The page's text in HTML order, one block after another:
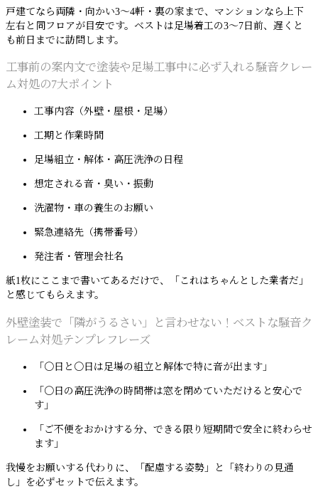
戸建てなら両隣・向かい3〜4軒・裏の家まで、マンションなら上下
左右と同フロアが目安です。ベストは足場着工の3〜7日前、遅くと
も前日までに訪問します。
工事前の案内文で塗装や足場工事中に必ず入れる騒音クレー
ム対処の7大ポイント
工事内容（外壁・屋根・足場）
工期と作業時間
足場組立・解体・高圧洗浄の日程
想定される音・臭い・振動
洗濯物・車の養生のお願い
緊急連絡先（携帯番号）
発注者・管理会社名
紙1枚にここまで書いてあるだけで、「これはちゃんとした業者だ」
と感じてもらえます。
外壁塗装で「隣がうるさい」と言わせない！ベストな騒音ク
レーム対処テンプレフレーズ
「〇日と〇日は足場の組立と解体で特に音が出ます」
「〇日の高圧洗浄の時間帯は窓を閉めていただけると安心で
す」
「ご不便をおかけする分、できる限り短期間で安全に終わらせ
ます」
我慢をお願いする代わりに、「配慮する姿勢」と「終わりの見通
し」を必ずセットで伝えます。